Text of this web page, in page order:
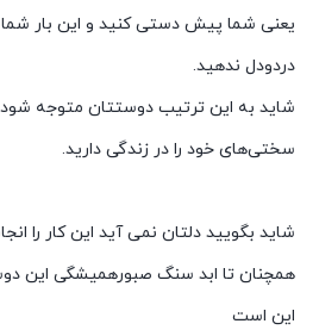
یعنی شما پیش دستی کنید و این بار شما
دردودل ندهید.
شاید به این ترتیب دوستتان متوجه
سختی‌های خود را در زندگی دارید.
شاید بگویید دلتان نمی آید این کار را
همچنان تا ابد سنگ صبورهمیشگی این
این است